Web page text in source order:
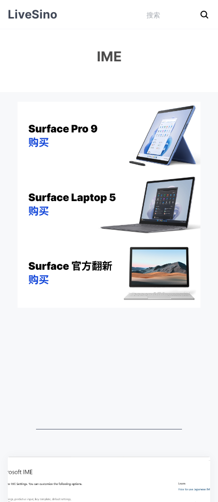
LiveSino
IME